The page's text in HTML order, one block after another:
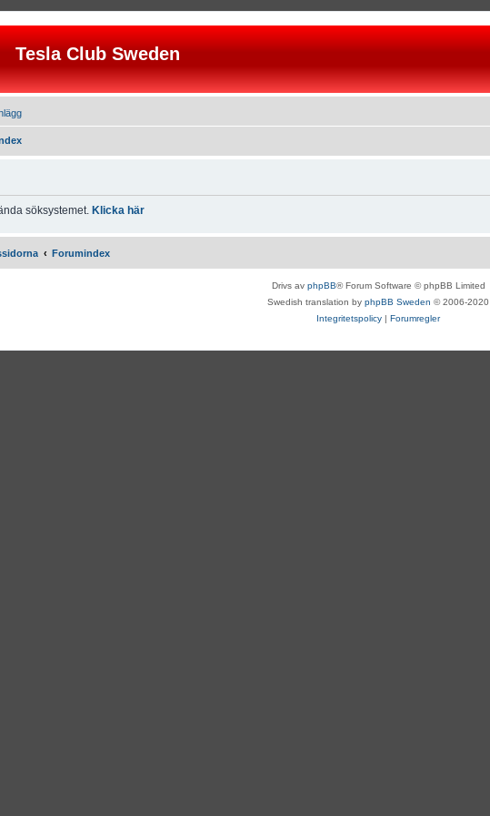
Tesla Club Sweden
söksystemet. Klicka här
Forumindex
Drivs av phpBB® Forum Software © phpBB Limited
Swedish translation by phpBB Sweden © 2006-2020
Integritetspolicy | Forumregler